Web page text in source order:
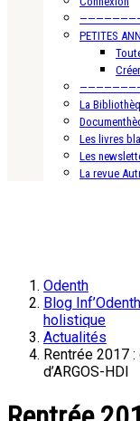
PETITES
La
Les livres
Les
La revue
Odenth
Blog
holistique
Actualités
Rentrée 2017
d’ARGOS-HDI